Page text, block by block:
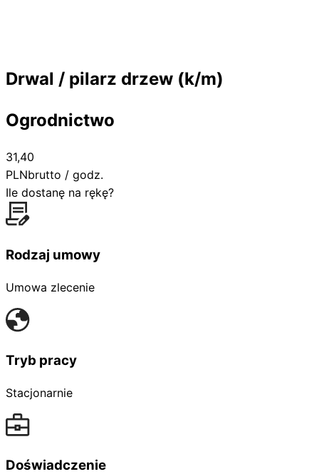
Drwal / pilarz drzew (k/m)
Ogrodnictwo
31,40
PLNbrutto / godz.
Ile dostanę na rękę?
Rodzaj umowy
Umowa zlecenie
Tryb pracy
Stacjonarnie
Doświadczenie